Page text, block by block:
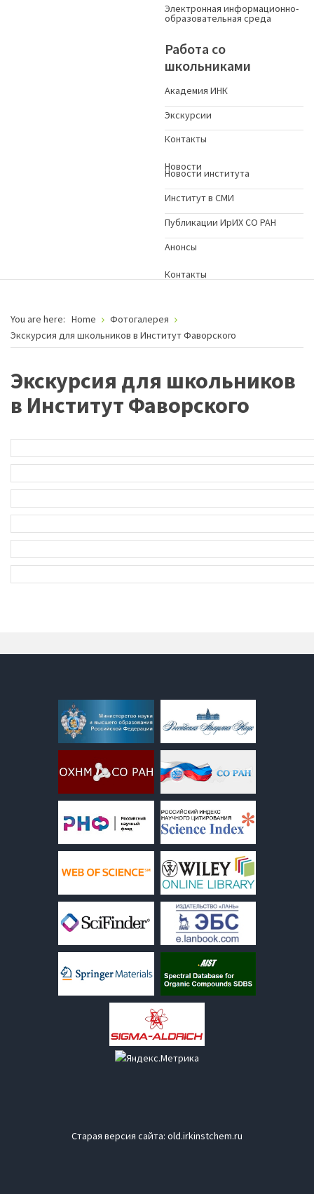
Электронная информационно-
образовательная среда
Работа со
школьниками
Академия ИНК
Экскурсии
Контакты
Новости
Новости института
Институт в СМИ
Публикации ИрИХ СО РАН
Анонсы
Контакты
You are here: Home
Фотогалерея
Экскурсия для школьников в Институт Фаворского
Экскурсия для школьников
в Институт Фаворского
Старая версия сайта: old.irkinstchem.ru